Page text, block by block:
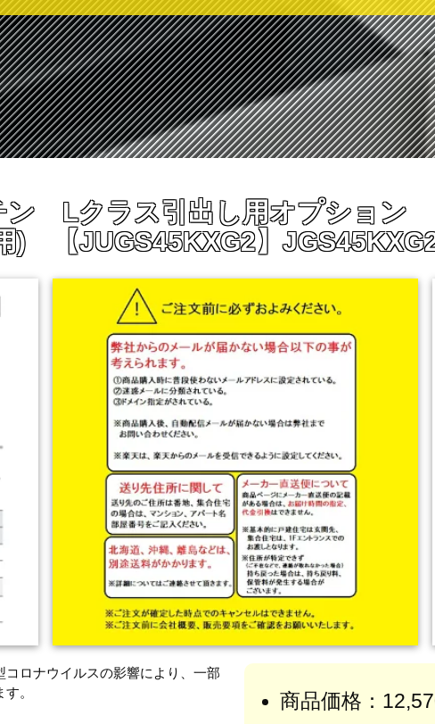
Lクラス引出し用オプション
) 【JUGS45KXG2】
コロナウイルスの影響により、一部
。
商品価格：